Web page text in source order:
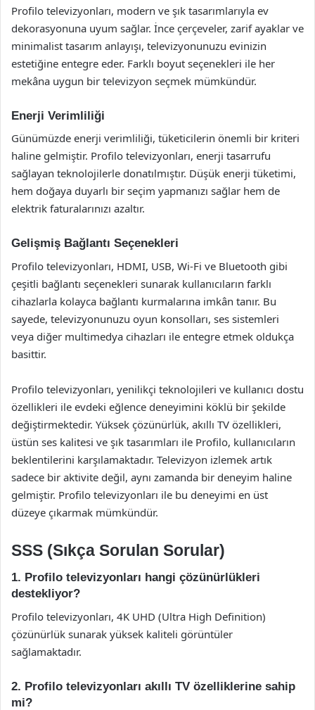
Profilo televizyonları, modern ve şık tasarımlarıyla ev
dekorasyonuna uyum sağlar. İnce çerçeveler, zarif ayaklar ve
minimalist tasarım anlayışı, televizyonunuzu evinizin
estetiğine entegre eder. Farklı boyut seçenekleri ile her
mekâna uygun bir televizyon seçmek mümkündür.
Enerji Verimliliği
Günümüzde enerji verimliliği, tüketicilerin önemli bir kriteri
haline gelmiştir. Profilo televizyonları, enerji tasarrufu
sağlayan teknolojilerle donatılmıştır. Düşük enerji tüketimi,
hem doğaya duyarlı bir seçim yapmanızı sağlar hem de
elektrik faturalarınızı azaltır.
Gelişmiş Bağlantı Seçenekleri
Profilo televizyonları, HDMI, USB, Wi-Fi ve Bluetooth gibi
çeşitli bağlantı seçenekleri sunarak kullanıcıların farklı
cihazlarla kolayca bağlantı kurmalarına imkân tanır. Bu
sayede, televizyonunuzu oyun konsolları, ses sistemleri
veya diğer multimedya cihazları ile entegre etmek oldukça
basittir.
Profilo televizyonları, yenilikçi teknolojileri ve kullanıcı dostu
özellikleri ile evdeki eğlence deneyimini köklü bir şekilde
değiştirmektedir. Yüksek çözünürlük, akıllı TV özellikleri,
üstün ses kalitesi ve şık tasarımları ile Profilo, kullanıcıların
beklentilerini karşılamaktadır. Televizyon izlemek artık
sadece bir aktivite değil, aynı zamanda bir deneyim haline
gelmiştir. Profilo televizyonları ile bu deneyimi en üst
düzeye çıkarmak mümkündür.
SSS (Sıkça Sorulan Sorular)
1. Profilo televizyonları hangi çözünürlükleri
destekliyor?
Profilo televizyonları, 4K UHD (Ultra High Definition)
çözünürlük sunarak yüksek kaliteli görüntüler
sağlamaktadır.
2. Profilo televizyonları akıllı TV özelliklerine sahip
mi?